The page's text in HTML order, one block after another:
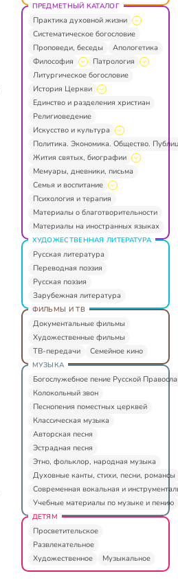
ПРЕДМЕТНЫЙ КАТАЛОГ
Практика духовной жизни
Систематическое богословие
Проповеди, беседы
Апологетика
Философия
Патрология
Литургическое богословие
История Церкви
Единство и разделения христиан
Религиоведение
Искусство и культура
Политика. Экономика. Общество.
Жития святых, биографии
Мемуары, дневники, письма
Семья и воспитание
Психология и терапия
Материалы о благотворительности
Материалы на иностранных языках
ХУДОЖЕСТВЕННАЯ ЛИТЕРАТУРА
Русская литература
Переводная поэзия
Русская поэзия
Зарубежная литература
ФИЛЬМЫ И ТВ
Документальные фильмы
Художественные фильмы
ТВ-передачи
Семейное кино
МУЗЫКА
Богослужебное пение Русской
Колокольный звон
Песнопения поместных церквей
Классическая музыка
Авторская песня
Эстрадная песня
Этно, фольклор, народная музыка
Духовные канты, стихи, песни, романсы
Современная вокальная и
Учебные материалы по музыке и пению
ДЕТЯМ
Просветительское
Развлекательное
Художественное
Музыкальное